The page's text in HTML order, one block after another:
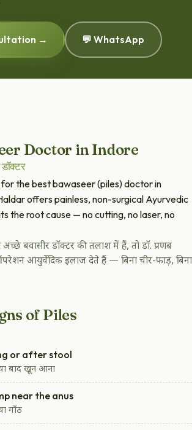
→ 💬 WhatsApp
Doctor in Indore
डॉक्टर
the best bawaseer (piles) doctor in
offers painless, non-surgical Ayurvedic
the root cause — no cutting, no laser, no
बवासीर डॉक्टर की तलाश में हैं, तो डॉ. प्रणब
आयुर्वेदिक इलाज देते हैं — बिना चीर-फाड़, बिना
of Piles
or after stool
बाद खून आना
near the anus
गाँठ